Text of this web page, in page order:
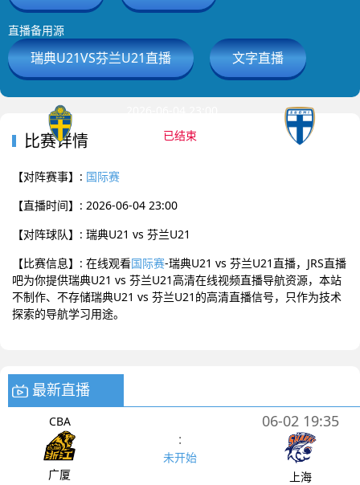
已结束
直播备用源
瑞典U21VS芬兰U21直播 文字直播
比赛详情
【对阵赛事】: 国际赛
【直播时间】: 2026-06-04 23:00
【对阵球队】: 瑞典U21 vs 芬兰U21
【比赛信息】: 在线观看国际赛-瑞典U21 vs 芬兰U21直播，JRS直播
吧为你提供瑞典U21 vs 芬兰U21高清在线视频直播导航资源，本站
不制作、不存储瑞典U21 vs 芬兰U21的高清直播信号，只作为技术
探索的导航学习用途。
最新直播
CBA
广厦
:
未开始
06-02 19:35
上海